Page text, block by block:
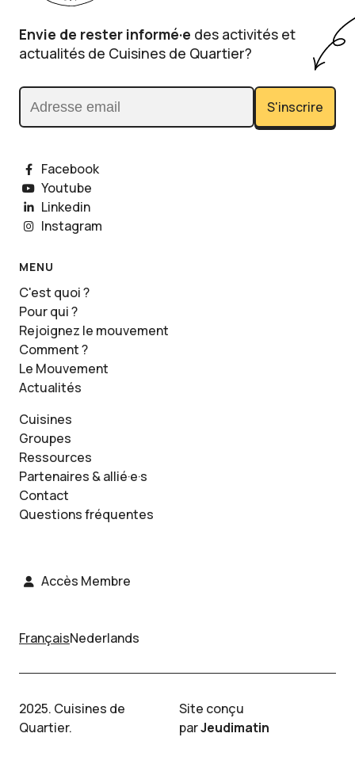
Envie de rester informé·e des activités et
actualités de Cuisines de Quartier?
Adresse email S'inscrire
Facebook
Youtube
Linkedin
Instagram
MENU
C'est quoi ?
Pour qui ?
Rejoignez le mouvement
Comment ?
Le Mouvement
Actualités
Cuisines
Groupes
Ressources
Partenaires & allié·e·s
Contact
Questions fréquentes
Accès Membre
FrançaisNederlands
2025. Cuisines de
Quartier.
Site conçu
parJeudimatin